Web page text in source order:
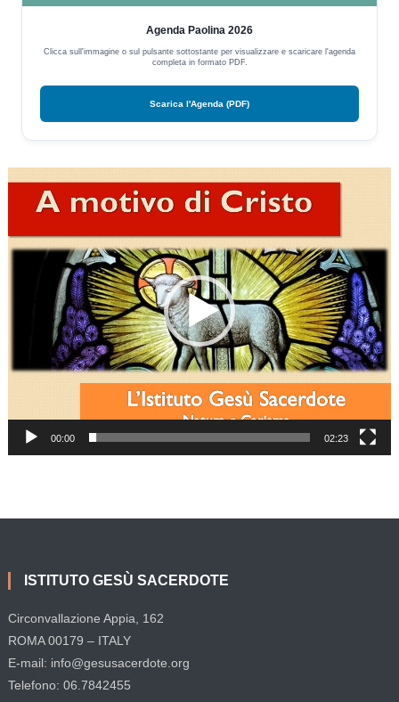
Agenda Paolina 2026
Clicca sull'immagine o sul pulsante sottostante per visualizzare e scaricare l'agenda
completa in formato PDF.
Scarica l'Agenda (PDF)
Player
00:00 02:23
ISTITUTO GESÙ SACERDOTE
Circonvallazione Appia, 162
ROMA 00179 – ITALY
E-mail: info@gesusacerdote.org
Telefono: 06.7842455